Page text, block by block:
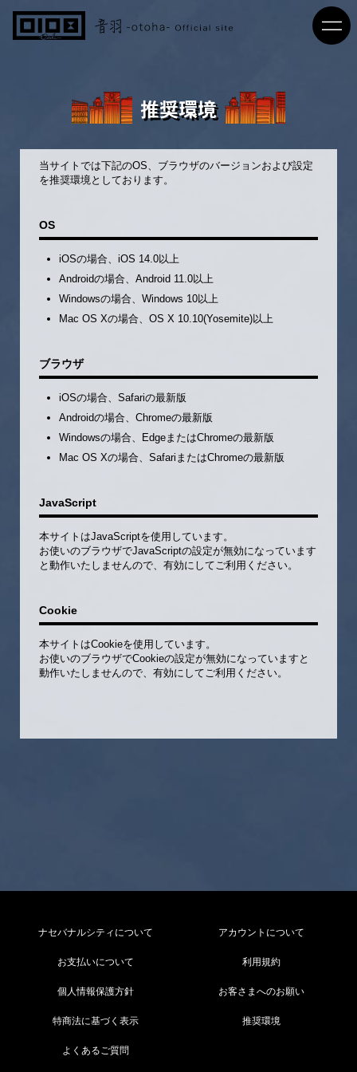
推奨環境
当サイトでは下記のOS、ブラウザのバージョンおよび設定
を推奨環境としております。
OS
iOSの場合、iOS 14.0以上
Androidの場合、Android 11.0以上
Windowsの場合、Windows 10以上
Mac OS Xの場合、OS X 10.10(Yosemite)以上
ブラウザ
iOSの場合、Safariの最新版
Androidの場合、Chromeの最新版
Windowsの場合、EdgeまたはChromeの最新版
Mac OS Xの場合、SafariまたはChromeの最新版
JavaScript
本サイトはJavaScriptを使用しています。
お使いのブラウザでJavaScriptの設定が無効になっています
と動作いたしませんので、有効にしてご利用ください。
Cookie
本サイトはCookieを使用しています。
お使いのブラウザでCookieの設定が無効になっていますと
動作いたしませんので、有効にしてご利用ください。
ナセバナルシティについて アカウントについて
お支払いについて 利用規約
個人情報保護方針 お客さまへのお願い
特商法に基づく表示 推奨環境
よくあるご質問